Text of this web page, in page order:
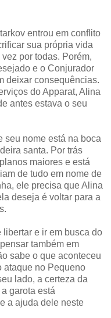
entrou em conflito
sua própria vida
por todas. Porém,
e o Conjurador
deixar consequências.
do Apparat, Alina
antes estava o seu
seu nome está na boca
santa. Por trás
maiores e está
de tudo em nome de
ele precisa que Alina
deseja é voltar para a
libertar e ir em busca do
também em
sabe o que aconteceu
ataque no Pequeno
lado, a certeza da
garota está
a ajuda dele neste